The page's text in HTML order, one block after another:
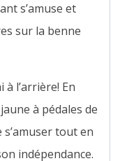
s’amuse et
sur la benne
l’arrière! En
à pédales de
tout en
indépendance.